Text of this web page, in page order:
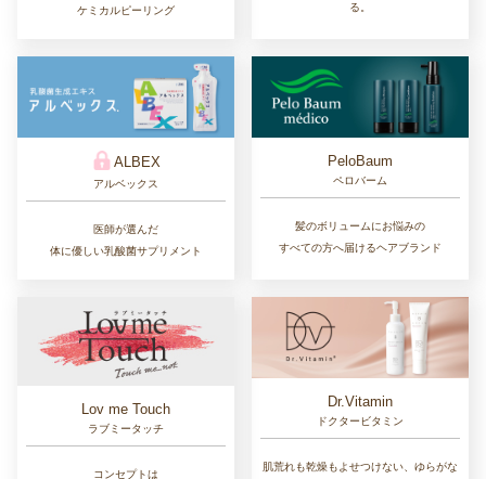
ケミカルピーリング る。
ALBEX
アルベックス
医師が選んだ
体に優しい乳酸菌サプリメント
PeloBaum
ペロバーム
髪のボリュームにお悩みの
すべての方へ届けるヘアブランド
Lov me Touch
ラブミータッチ
コンセプトは
Dr.Vitamin
ドクタービタミン
肌荒れも乾燥もよせつけない、ゆらがな